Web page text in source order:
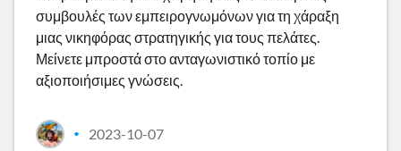
συμβουλές των εμπειρογνωμόνων για τη χάραξη
μιας νικηφόρας στρατηγικής για τους πελάτες.
Μείνετε μπροστά στο ανταγωνιστικό τοπίο με
αξιοποιήσιμες γνώσεις.
• 2023-10-07